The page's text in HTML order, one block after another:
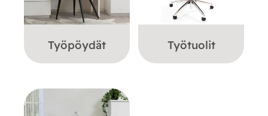
Työpöydät Työtuolit